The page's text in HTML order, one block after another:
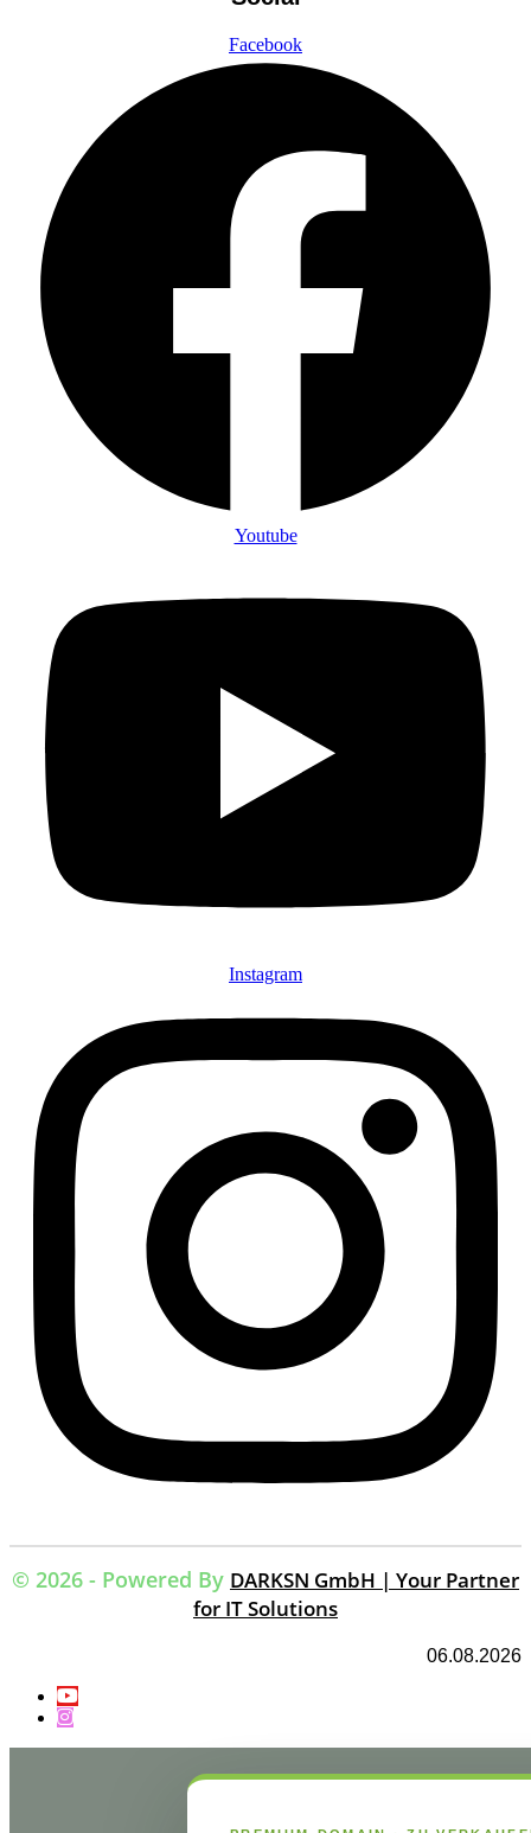
Facebook
Youtube
Instagram
© 2026 - Powered By DARKSN GmbH | Your Partner
for IT Solutions
06.08.2026